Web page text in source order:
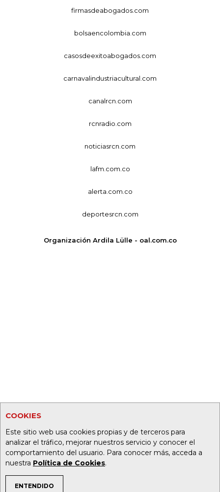
COOKIES
Este sitio web usa cookies propias y de terceros para
analizar el tráfico, mejorar nuestros servicio y conocer el
comportamiento del usuario. Para conocer más, acceda a
nuestra Política de Cookies.
ENTENDIDO
firmasdeabogados.com
bolsaencolombia.com
casosdeexitoabogados.com
carnavalindustriacultural.com
canalrcn.com
rcnradio.com
noticiasrcn.com
lafm.com.co
alerta.com.co
deportesrcn.com
Organización Ardila Lülle - oal.com.co